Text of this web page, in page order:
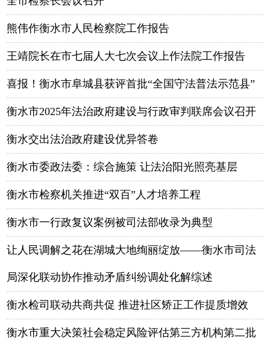
熊伟作衡水市人民检察院工作报告
王靖院长在市七届人大七次会议上作法院工作报告
喜报！衡水市阜城县获评首批“全国守法普法示范县”
衡水市2025年法治政府建设与行政审判联席会议召开
衡水交出法治政府建设优异答卷
衡水市委政法委：综合施策 让法治阳光照亮基层
衡水市检察机关推进“双百”人才培养工程
衡水市一行政复议案例被司法部收录为典型
让人民调解之花在湖城大地绚丽绽放——衡水市司法
局深化联动协作推动矛盾纠纷调处化解综述
衡水检司联动共商共促 推进社区矫正工作提质增效
衡水市重大决策社会稳定风险评估第三方机构第二批